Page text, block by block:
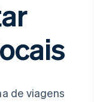
de viagens